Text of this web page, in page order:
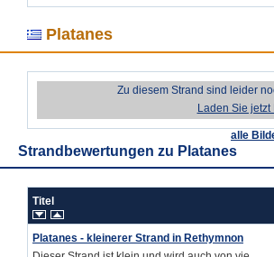
Platanes
Zu diesem Strand sind leider
Laden Sie
alle
Strandbewertungen zu Platanes
Titel
Platanes - kleinerer Strand in Rethymnon